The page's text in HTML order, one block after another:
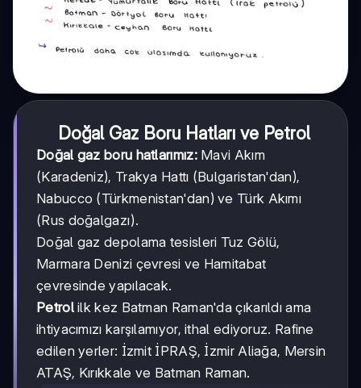
Doğal Gaz Boru Hatları ve Petrol
Doğal gaz boru hatlarımız:Mavi Akım
(Karadeniz), Trakya Hattı (Bulgaristan'dan),
Nabucco (Türkmenistan'dan) ve Türk Akımı
(Rus doğalgazı).
Doğal gaz depolama tesisleri Tuz Gölü,
Marmara Denizi çevresi ve Hamitabat
çevresinde yapılacak.
Petrolilk kez Batman Raman'da çıkarıldı ama
ihtiyacımızı karşılamıyor, ithal ediyoruz. Rafine
edilen yerler: İzmit İPRAŞ, İzmir Aliağa, Mersin
ATAŞ, Kırıkkale ve Batman Raman.